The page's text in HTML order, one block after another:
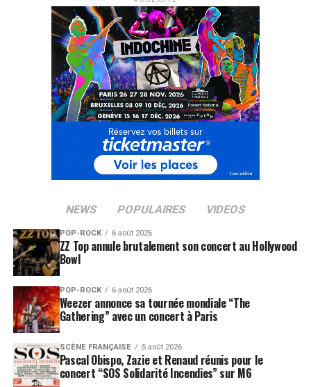
NEWS POPULAIRES VIDEOS
POP-ROCK 6 août 2026
ZZ Top annule brutalement son concert au Hollywood
Bowl
POP-ROCK 6 août 2026
Weezer annonce sa tournée mondiale “The
Gathering” avec un concert à Paris
SCÈNE FRANÇAISE 5 août 2026
Pascal Obispo, Zazie et Renaud réunis pour le
concert “SOS Solidarité Incendies” sur M6